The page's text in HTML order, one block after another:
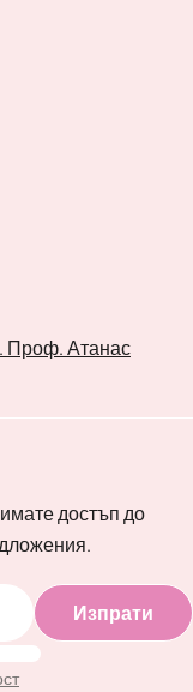
Проф. Атанас
достъп до
Изпрати